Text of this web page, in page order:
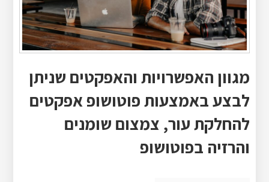
מגוון האפשרויות והאפקטים שניתן
לבצע באמצעות פוטושופ אפקטים
להחלקת עור, צמצום שומנים
והרזיה בפוטושופ